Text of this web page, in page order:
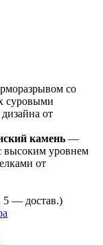
со
суровыми
от
камень —
высоким уровнем
от
5 — достав.)